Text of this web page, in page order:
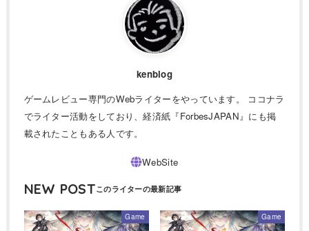
kenblog
ゲームレビュー専門のWebライターをやっています。 ココナラ
でライター活動をしており、経済紙『ForbesJAPAN』にも掲
載されたこともある人です。
NEW POST
Game Game